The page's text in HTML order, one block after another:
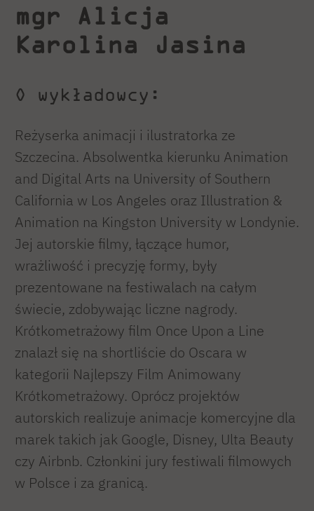
mgr Alicja
Karolina Jasina
O wykładowcy:
Reżyserka animacji i ilustratorka ze
Szczecina. Absolwentka kierunku Animation
and Digital Arts na University of Southern
California w Los Angeles oraz Illustration &
Animation na Kingston University w Londynie.
Jej autorskie filmy, łączące humor,
wrażliwość i precyzję formy, były
prezentowane na festiwalach na całym
świecie, zdobywając liczne nagrody.
Krótkometrażowy film Once Upon a Line
znalazł się na shortliście do Oscara w
kategorii Najlepszy Film Animowany
Krótkometrażowy. Oprócz projektów
autorskich realizuje animacje komercyjne dla
marek takich jak Google, Disney, Ulta Beauty
czy Airbnb. Członkini jury festiwali filmowych
w Polsce i za granicą.